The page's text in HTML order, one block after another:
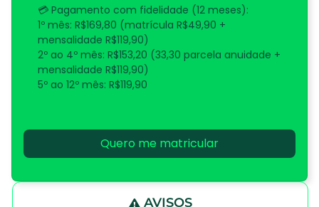
💳 Pagamento com fidelidade (12 meses):
1º mês: R$169,80 (matrícula R$49,90 +
mensalidade R$119,90)
2º ao 4º mês: R$153,20 (33,30 parcela anuidade +
mensalidade R$119,90)
5º ao 12º mês: R$119,90
Quero me matricular
AVISOS